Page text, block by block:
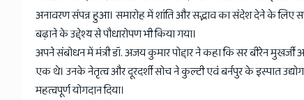
अनावरण संपन्न हुआ। समारोह में शांति और सद्भाव का संदेश देने के लिए
बढ़ाने के उद्देश्य से पौधारोपण भी किया गया।
अपने संबोधन में मंत्री डॉ. अजय कुमार पोद्दार ने कहा कि सर बीरेन
एक थे। उनके नेतृत्व और दूरदर्शी सोच ने कुल्टी एवं बर्नपुर के इस्पात
महत्वपूर्ण योगदान दिया।